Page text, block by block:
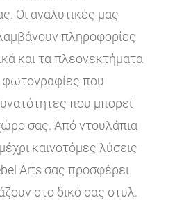
Οι αναλυτικές μας
πληροφορίες
και τα πλεονεκτήματα
φωτογραφίες που
που μπορεί
σας. Από ντουλάπια
καινοτόμες λύσεις
Arts σας προσφέρει
στο δικό σας στυλ.